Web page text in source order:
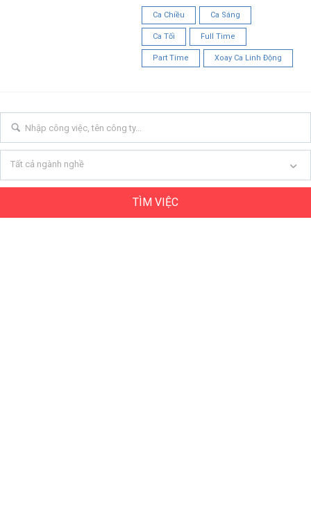
Ca Chiều Ca Sáng
Ca Tối Full Time
Part Time Xoay Ca Linh Động
Tất cả ngành nghề